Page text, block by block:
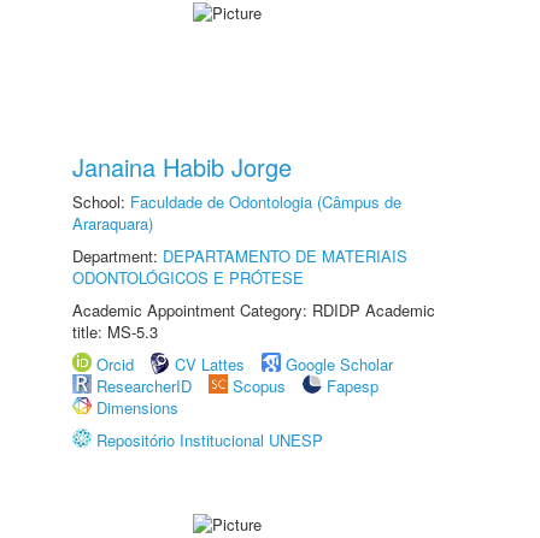
Janaina Habib Jorge
School: Faculdade de Odontologia (Câmpus de
Araraquara)
Department: DEPARTAMENTO DE MATERIAIS
ODONTOLÓGICOS E PRÓTESE
Academic Appointment Category: RDIDP Academic
title: MS-5.3
Orcid
CV Lattes
Google Scholar
ResearcherID
Scopus
Fapesp
Dimensions
Repositório Institucional UNESP